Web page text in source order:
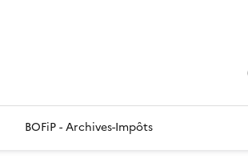
BOFiP - Archives-Impôts